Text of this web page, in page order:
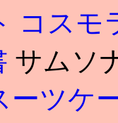
コスモ
サムソ
ーツケ